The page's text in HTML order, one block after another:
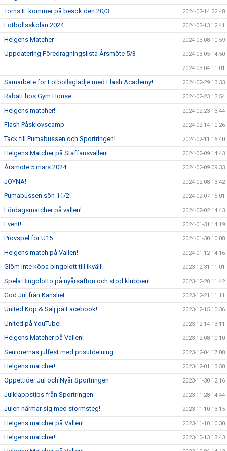
Torns IF kommer på besök den 20/3 2024-03-14 22:48
Fotbollsskolan 2024 2024-03-13 12:41
Helgens Matcher 2024-03-08 10:59
Uppdatering Föredragningslista Årsmöte 5/3 2024-03-05 14:50
2024-03-04 11:01
Samarbete för Fotbollsglädje med Flash Academy! 2024-02-29 13:33
Rabatt hos Gym House 2024-02-23 13:54
Helgens matcher! 2024-02-23 13:44
Flash Påsklovscamp 2024-02-14 10:26
Tack till Pumabussen och Sportringen! 2024-02-11 15:40
Helgens Matcher på Staffansvallen! 2024-02-09 14:43
Årsmöte 5 mars 2024 2024-02-09 09:33
JOYNA! 2024-02-08 13:42
Pumabussen sön 11/2! 2024-02-07 15:01
Lördagsmatcher på vallen! 2024-02-02 14:43
Event! 2024-01-31 14:19
Provspel för U15 2024-01-30 10:08
Helgens match på Vallen! 2024-01-12 14:16
Glöm inte köpa bingolott till ikväll! 2023-12-31 11:01
Spela Bingolotto på nyårsafton och stöd klubben! 2023-12-28 11:42
God Jul från Kansliet 2023-12-21 11:11
United Köp & Sälj på Facebook! 2023-12-15 10:36
United på YouTube! 2023-12-14 13:11
Helgens Matcher på Vallen! 2023-12-08 10:10
Seniorernas julfest med prisutdelning 2023-12-04 17:08
Helgens matcher! 2023-12-01 13:50
Öppettider Jul och Nyår Sportringen 2023-11-30 12:16
Julklappstips från Sportringen 2023-11-28 14:44
Julen närmar sig med stormsteg! 2023-11-10 13:15
Helgens matcher på Vallen! 2023-11-10 10:30
Helgens matcher! 2023-10-13 13:43